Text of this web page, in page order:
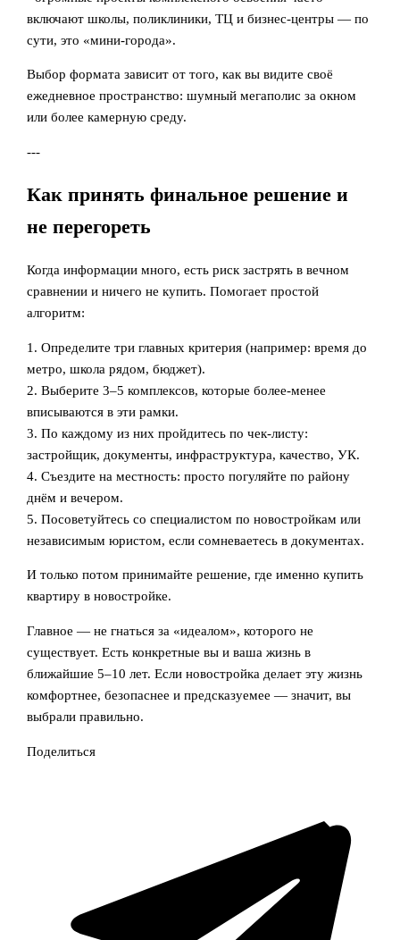
включают школы, поликлиники, ТЦ и бизнес-центры — по
сути, это «мини-города».
Выбор формата зависит от того, как вы видите своё
ежедневное пространство: шумный мегаполис за окном
или более камерную среду.
---
Как принять финальное решение и
не перегореть
Когда информации много, есть риск застрять в вечном
сравнении и ничего не купить. Помогает простой
алгоритм:
1. Определите три главных критерия (например: время до
метро, школа рядом, бюджет).
2. Выберите 3–5 комплексов, которые более‑менее
вписываются в эти рамки.
3. По каждому из них пройдитесь по чек-листу:
застройщик, документы, инфраструктура, качество, УК.
4. Съездите на местность: просто погуляйте по району
днём и вечером.
5. Посоветуйтесь со специалистом по новостройкам или
независимым юристом, если сомневаетесь в документах.
И только потом принимайте решение, где именно купить
квартиру в новостройке.
Главное — не гнаться за «идеалом», которого не
существует. Есть конкретные вы и ваша жизнь в
ближайшие 5–10 лет. Если новостройка делает эту жизнь
комфортнее, безопаснее и предсказуемее — значит, вы
выбрали правильно.
Поделиться